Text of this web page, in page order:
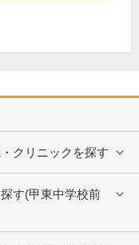
クリニックを探す
す(甲東中学校前